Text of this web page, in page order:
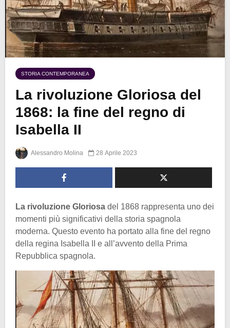
STORIA CONTEMPORANEA
La rivoluzione Gloriosa del
1868: la fine del regno di
Isabella II
Alessandro Molina 28 Aprile 2023
La rivoluzione Gloriosa del 1868 rappresenta uno dei
momenti più significativi della storia spagnola
moderna. Questo evento ha portato alla fine del regno
della regina Isabella II e all’avvento della Prima
Repubblica spagnola.